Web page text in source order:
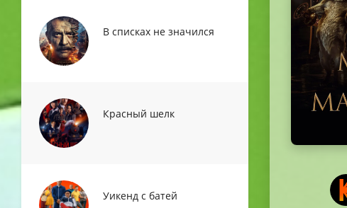
В списках не значился
Красный шелк
Уикенд с батей